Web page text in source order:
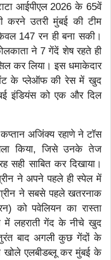
आईपीएल 2026 के 65वें
करने उतरी मुंबई की टीम
147 रन ही बना सकी।
ने 7 गेंदें शेष रहते ही
कर लिया। इस धमाकेदार
के प्लेऑफ की रेस में खुद
इंडियंस को एक और दिल
अजिंक्य रहाणे ने टॉस
किया, जिसे उनके तेज
सही साबित कर दिखाया।
ने अपने पहले ही स्पेल में
ने सबसे पहले खतरनाक
को पवेलियन का रास्ता
में लहराती गेंद के नीचे खुद
बाद अगली कुछ गेंदों के
खोले एलबीडब्लू कर मुंबई के